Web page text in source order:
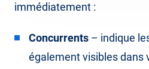
immédiatement :
Concurrents – indique
également visibles dans